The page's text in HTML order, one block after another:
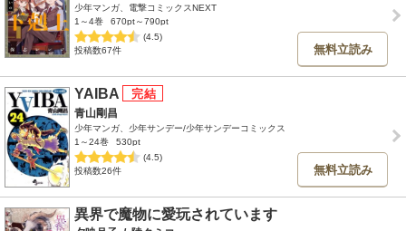
少年マンガ、電撃コミックスNEXT
1～4巻
670pt～790pt
(4.5)
投稿数67件
無料立読み
YAIBA
青山剛昌
少年マンガ、少年サンデー/少年サンデーコミックス
1～24巻
530pt
(4.5)
投稿数26件
無料立読み
異界で魔物に愛玩されています